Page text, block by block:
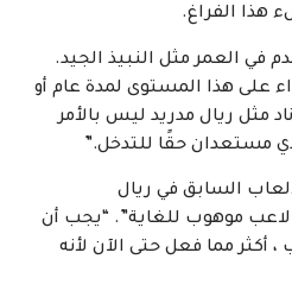
هذا الفراغ.
في العمر مثل النبيذ الجيد.
على هذا المستوى لمدة عام أو
مثل ريال مدريد ليس بالأمر
مستعدان حقًا للتدخل.”
السابق في ريال
موهوب للغاية”. “يجب أن
مما فعل حتى الآن لأنه